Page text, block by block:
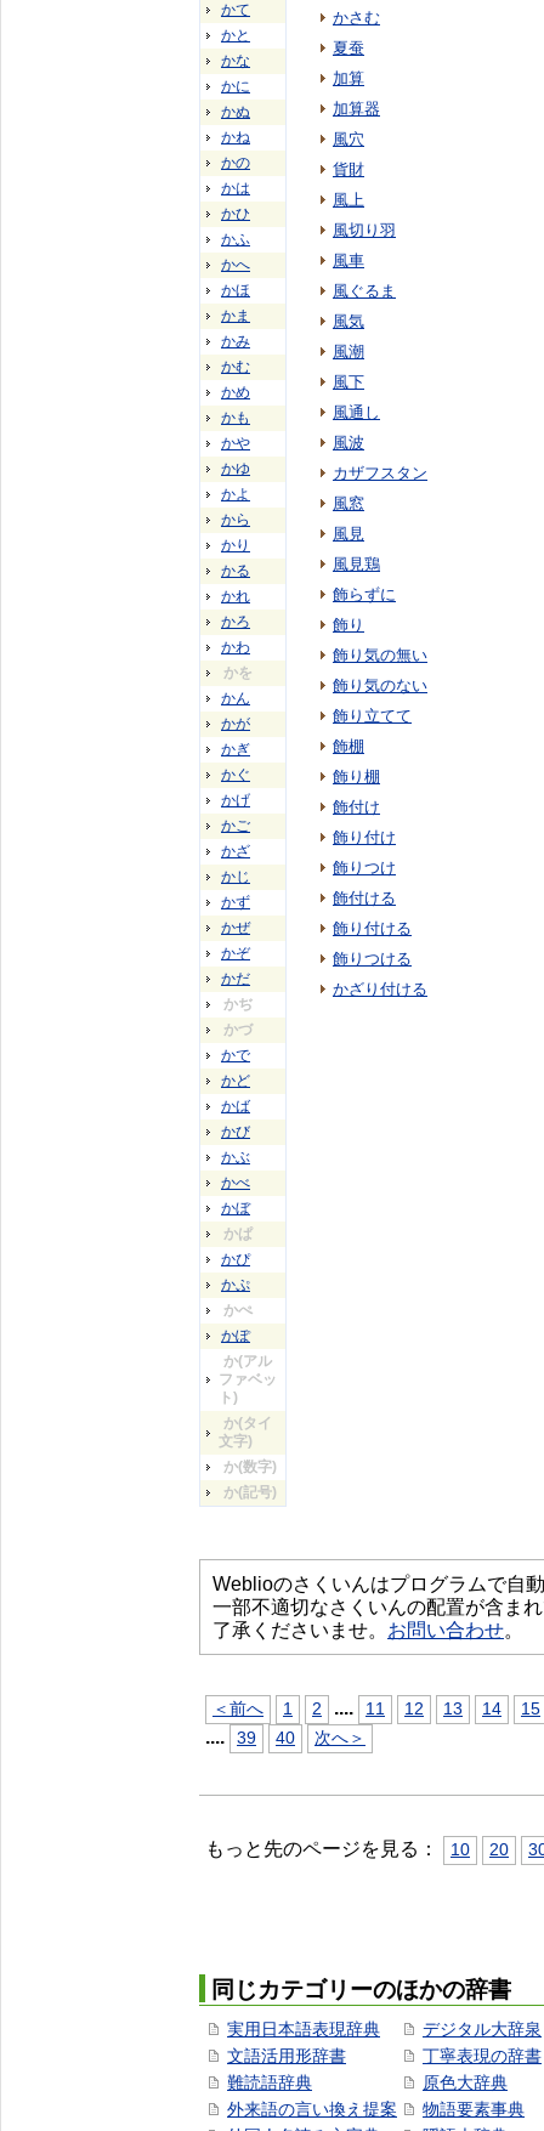
かて
かと
かな
かに
かぬ
かね
かの
かは
かひ
かふ
かへ
かほ
かま
かみ
かむ
かめ
かも
かや
かゆ
かよ
から
かり
かる
かれ
かろ
かわ
かを
かん
かが
かぎ
かぐ
かげ
かご
かざ
かじ
かず
かぜ
かぞ
かだ
かぢ
かづ
かで
かど
かば
かび
かぶ
かべ
かぼ
かぱ
かぴ
かぷ
かぺ
かぽ
か(アル
ファベッ
ト)
か(タイ
文字)
か(数字)
か(記号)
かさむ
夏蚕
加算
加算器
風穴
貨財
風上
風切り羽
風車
風ぐるま
風気
風潮
風下
風通し
風波
カザフスタン
風窓
風見
風見鶏
飾らずに
飾り
飾り気の無い
飾り気のない
飾り立てて
飾棚
飾り棚
飾付け
飾り付け
飾りつけ
飾付ける
飾り付ける
飾りつける
かざり付ける
Weblioのさくいんはプログラムで自
一部不適切なさくいんの配置が含ま
了承くださいませ。 お問い合わせ。
＜前へ 1 2 .... 11 12 13 14 15
.... 39 40 次へ＞
もっと先のページを見る： 10 20
同じカテゴリーのほかの辞書
実用日本語表現辞典
文語活用形辞書
難読語辞典
外来語の言い換え提案
デジタル大辞泉
丁寧表現の辞書
原色大辞典
物語要素事典